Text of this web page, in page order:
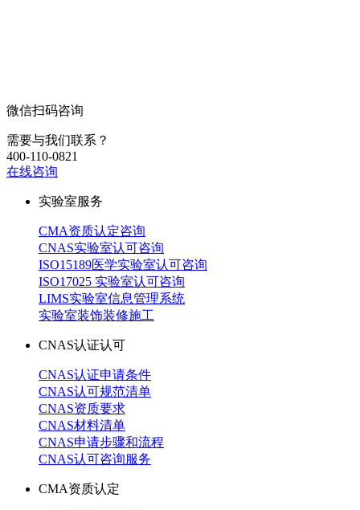
微信扫码咨询
需要与我们联系？
400-110-0821
在线咨询
实验室服务
CMA资质认定咨询
CNAS实验室认可咨询
ISO15189医学实验室认可咨询
ISO17025 实验室认可咨询
LIMS实验室信息管理系统
实验室装饰装修施工
CNAS认证认可
CNAS认证申请条件
CNAS认可规范清单
CNAS资质要求
CNAS材料清单
CNAS申请步骤和流程
CNAS认可咨询服务
CMA资质认定